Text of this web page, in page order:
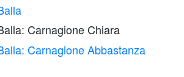
Carnagione Chiara
Carnagione Abbastanza